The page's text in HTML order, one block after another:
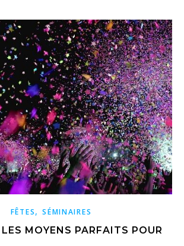
FÊTES,SÉMINAIRES
MOYENS PARFAITS POUR